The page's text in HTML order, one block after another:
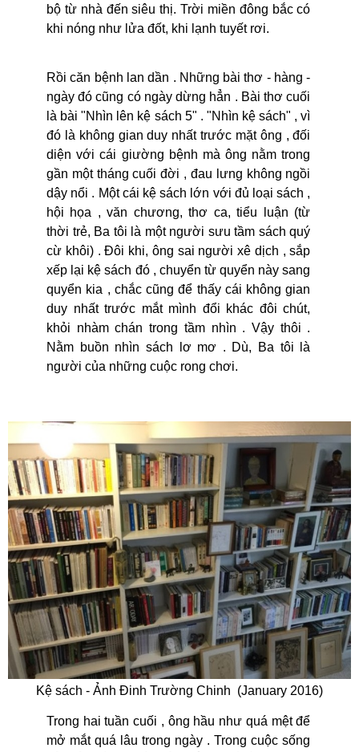
bộ từ nhà đến siêu thị. Trời miền đông bắc có
khi nóng như lửa đốt, khi lạnh tuyết rơi.
Rồi căn bệnh lan dần . Những bài thơ - hàng -
ngày đó cũng có ngày dừng hẳn . Bài thơ cuối
là bài "Nhìn lên kệ sách 5" . "Nhìn kệ sách" , vì
đó là không gian duy nhất trước mặt ông , đối
diện với cái giường bệnh mà ông nằm trong
gần một tháng cuối đời , đau lưng không ngồi
dậy nổi . Một cái kệ sách lớn với đủ loại sách ,
hội họa , văn chương, thơ ca, tiểu luận (từ
thời trẻ, Ba tôi là một người sưu tầm sách quý
cừ khôi) . Đôi khi, ông sai người xê dịch , sắp
xếp lại kệ sách đó , chuyển từ quyển này sang
quyển kia , chắc cũng để thấy cái không gian
duy nhất trước mắt mình đổi khác đôi chút,
khỏi nhàm chán trong tầm nhìn . Vậy thôi .
Nằm buồn nhìn sách lơ mơ . Dù, Ba tôi là
người của những cuộc rong chơi.
Kệ sách - Ảnh Đinh Trường Chinh (January 2016)
Trong hai tuần cuối , ông hầu như quá mệt để
mở mắt quá lâu trong ngày . Trong cuộc sống